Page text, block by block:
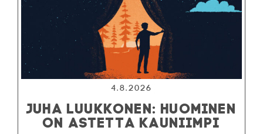
4.8.2026
JUHA LUUKKONEN: HUOMINEN
ON ASTETTA KAUNIIMPI